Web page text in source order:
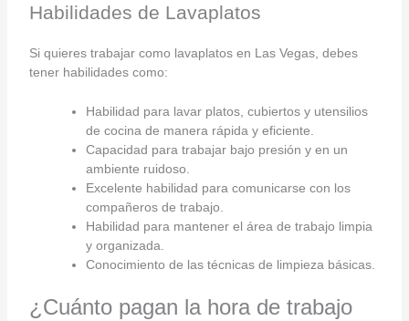
Habilidades de Lavaplatos
Si quieres trabajar como lavaplatos en Las Vegas, debes
tener habilidades como:
Habilidad para lavar platos, cubiertos y utensilios
de cocina de manera rápida y eficiente.
Capacidad para trabajar bajo presión y en un
ambiente ruidoso.
Excelente habilidad para comunicarse con los
compañeros de trabajo.
Habilidad para mantener el área de trabajo limpia
y organizada.
Conocimiento de las técnicas de limpieza básicas.
¿Cuánto pagan la hora de trabajo